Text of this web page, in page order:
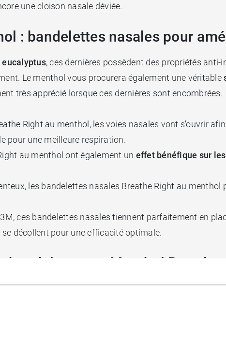
une cloison nasale déviée.
: bandelettes nasales pour
eucalyptus, ces dernières possèdent des propriétés
Le menthol vous procurera également une véritable
très apprécié lorsque ces dernières sont encombrées.
Right au menthol, les voies nasales vont s'ouvrir
pour une meilleure respiration.
au menthol ont également un effet bénéfique sur
les bandelettes nasales Breathe Right au
ces bandelettes nasales tiennent parfaitement en
décollent pour une efficacité optimale.
bandelettes au Menthol
votre nez pendant 12 heures maximum.
de menthol.